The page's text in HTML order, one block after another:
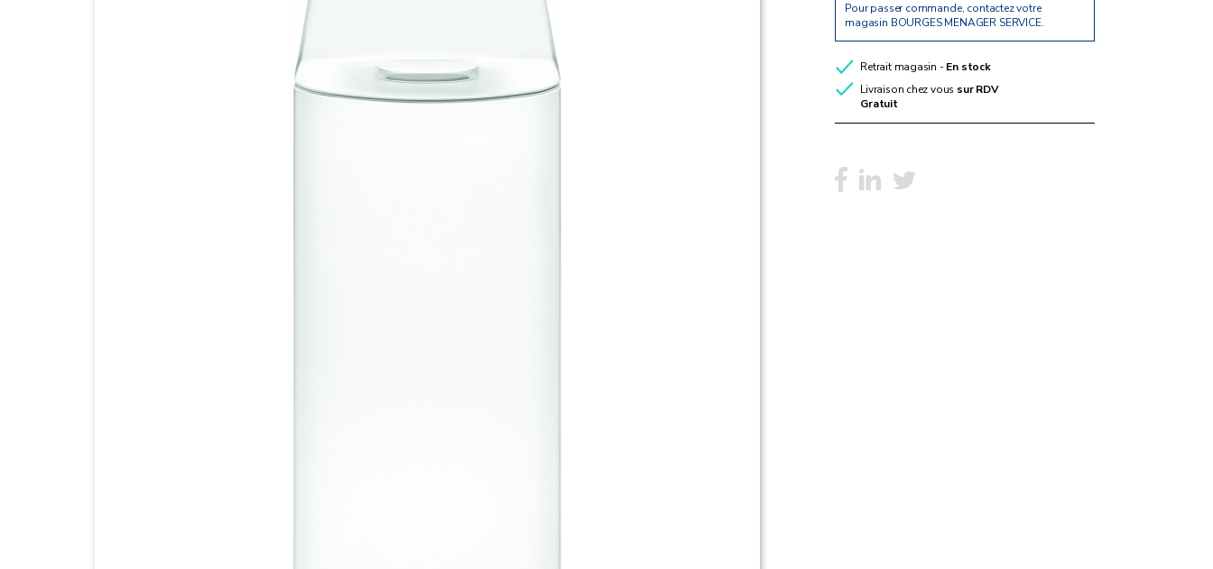
Pour passer commande, contactez votre
magasin BOURGES MENAGER SERVICE.
Retrait magasin -En stock
Livraison chez vous sur RDV
Gratuit